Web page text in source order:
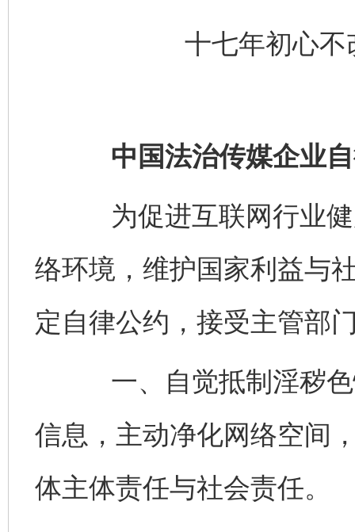
十七年初心
中国法治传媒企业自
为促进互联网行业健
络环境，维护国家利益与
定自律公约，接受主管部
一、自觉抵制淫秽色
信息，主动净化网络空间
体主体责任与社会责任。